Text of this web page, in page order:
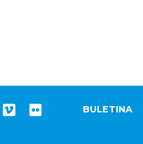
BULETINA